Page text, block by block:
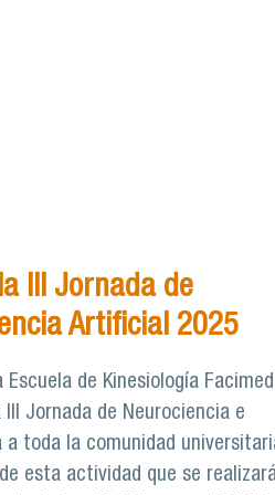
III Jornada de
Artificial 2025
de Kinesiología
Jornada de Neurociencia e
toda la comunidad
esta actividad que se